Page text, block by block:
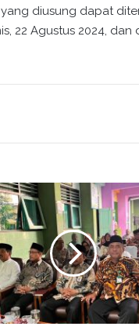
diusung dapat
22 Agustus 2024, dan